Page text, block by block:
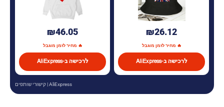
₪26.12
🔥 מחיר לזמן מוגבל
לרכישה ב-AliExpress
₪46.05
🔥 מחיר לזמן מוגבל
לרכישה ב-AliExpress
AliExpress | קישורי שותפים